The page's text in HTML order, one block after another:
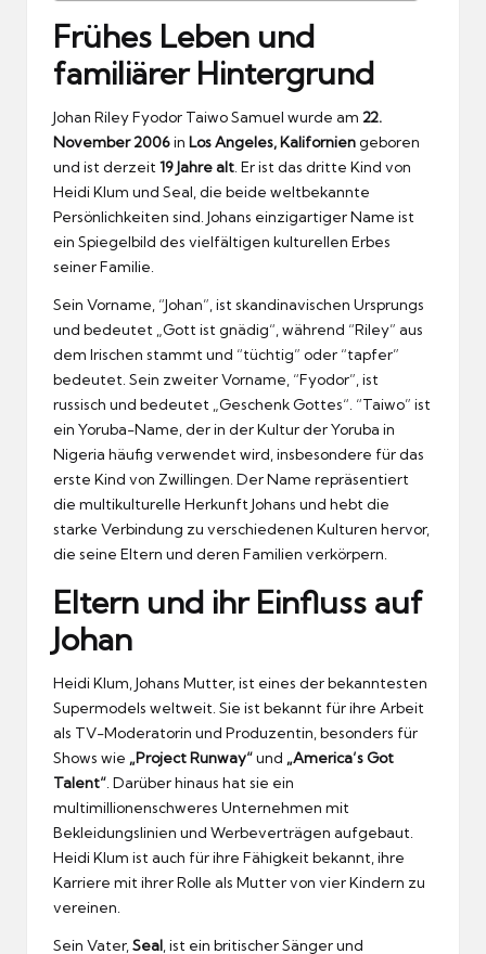
Frühes Leben und
familiärer Hintergrund
Johan Riley Fyodor Taiwo Samuel wurde am 22.
November 2006in Los Angeles, Kaliforniengeboren
und ist derzeit 19 Jahre alt . Er ist das dritte Kind von
Heidi Klum und Seal, die beide weltbekannte
Persönlichkeiten sind. Johans einzigartiger Name ist
ein Spiegelbild des vielfältigen kulturellen Erbes
seiner Familie.
Sein Vorname, “Johan”, ist skandinavischen Ursprungs
und bedeutet „Gott ist gnädig“, während “Riley” aus
dem Irischen stammt und “tüchtig” oder “tapfer”
bedeutet. Sein zweiter Vorname, “Fyodor”, ist
russisch und bedeutet „Geschenk Gottes“. “Taiwo” ist
ein Yoruba-Name, der in der Kultur der Yoruba in
Nigeria häufig verwendet wird, insbesondere für das
erste Kind von Zwillingen. Der Name repräsentiert
die multikulturelle Herkunft Johans und hebt die
starke Verbindung zu verschiedenen Kulturen hervor,
die seine Eltern und deren Familien verkörpern.
Eltern und ihr Einfluss auf
Johan
Heidi Klum, Johans Mutter, ist eines der bekanntesten
Supermodels weltweit. Sie ist bekannt für ihre Arbeit
als TV-Moderatorin und Produzentin, besonders für
Shows wie „Project Runway“und „America’s Got
Talent“ . Darüber hinaus hat sie ein
multimillionenschweres Unternehmen mit
Bekleidungslinien und Werbeverträgen aufgebaut.
Heidi Klum ist auch für ihre Fähigkeit bekannt, ihre
Karriere mit ihrer Rolle als Mutter von vier Kindern zu
vereinen.
Sein Vater, Seal , ist ein britischer Sänger und